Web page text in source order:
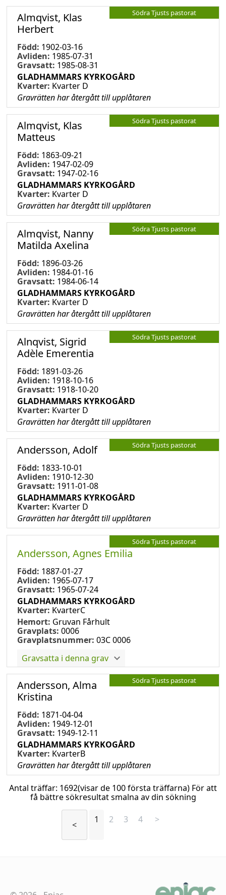
Södra Tjusts pastorat
Almqvist, Klas
Herbert
Född: 1902-03-16
Avliden: 1985-07-31
Gravsatt: 1985-08-31
GLADHAMMARS KYRKOGÅRD
Kvarter: Kvarter D
Gravrätten har återgått till upplåtaren
Södra Tjusts pastorat
Almqvist, Klas
Matteus
Född: 1863-09-21
Avliden: 1947-02-09
Gravsatt: 1947-02-16
GLADHAMMARS KYRKOGÅRD
Kvarter: Kvarter D
Gravrätten har återgått till upplåtaren
Södra Tjusts pastorat
Almqvist, Nanny
Matilda Axelina
Född: 1896-03-26
Avliden: 1984-01-16
Gravsatt: 1984-06-14
GLADHAMMARS KYRKOGÅRD
Kvarter: Kvarter D
Gravrätten har återgått till upplåtaren
Södra Tjusts pastorat
Alnqvist, Sigrid
Adèle Emerentia
Född: 1891-03-26
Avliden: 1918-10-16
Gravsatt: 1918-10-20
GLADHAMMARS KYRKOGÅRD
Kvarter: Kvarter D
Gravrätten har återgått till upplåtaren
Södra Tjusts pastorat
Andersson, Adolf
Född: 1833-10-01
Avliden: 1910-12-30
Gravsatt: 1911-01-08
GLADHAMMARS KYRKOGÅRD
Kvarter: Kvarter D
Gravrätten har återgått till upplåtaren
Södra Tjusts pastorat
Andersson, Agnes Emilia
Född: 1887-01-27
Avliden: 1965-07-17
Gravsatt: 1965-07-24
GLADHAMMARS KYRKOGÅRD
Kvarter: KvarterC
Hemort: Gruvan Fårhult
Gravplats: 0006
Gravplatsnummer: 03C 0006
Gravsatta i denna grav
Södra Tjusts pastorat
Andersson, Alma
Kristina
Född: 1871-04-04
Avliden: 1949-12-01
Gravsatt: 1949-12-11
GLADHAMMARS KYRKOGÅRD
Kvarter: KvarterB
Gravrätten har återgått till upplåtaren
Antal träffar: 1692(visar de 100 första träffarna) För att
få bättre sökresultat smalna av din sökning
< 1 2 3 4 >